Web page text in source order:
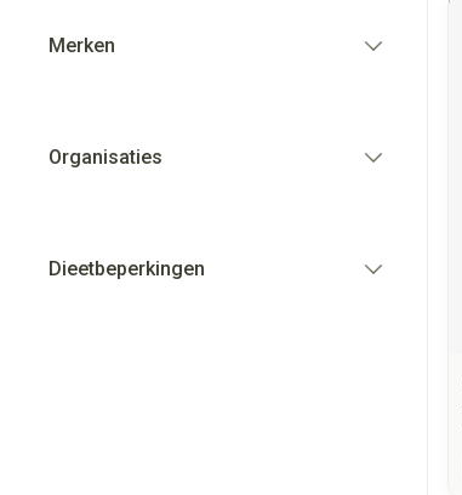
Merken
Organisaties
Dieetbeperkingen